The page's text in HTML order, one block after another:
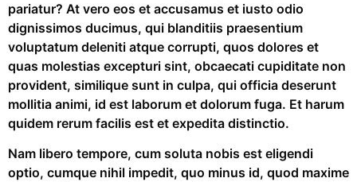
pariatur? At vero eos et accusamus et iusto odio
dignissimos ducimus, qui blanditiis praesentium
voluptatum deleniti atque corrupti, quos dolores et
quas molestias excepturi sint, obcaecati cupiditate non
provident, similique sunt in culpa, qui officia deserunt
mollitia animi, id est laborum et dolorum fuga. Et harum
quidem rerum facilis est et expedita distinctio.
Nam libero tempore, cum soluta nobis est eligendi
optio, cumque nihil impedit, quo minus id, quod maxime